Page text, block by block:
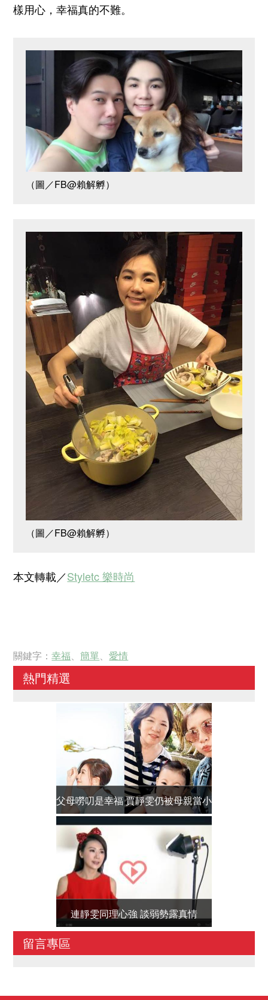
樣用心，幸福真的不難。
（圖／FB@賴解孵）
（圖／FB@賴解孵）
本文轉載／Styletc 樂時尚
關鍵字：幸福、簡單、愛情
熱門精選
父母嘮叨是幸福 賈靜雯仍被母親當小
孩
連靜雯同理心強 談弱勢露真情
留言專區